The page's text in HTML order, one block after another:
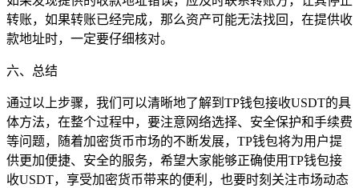
转账，如果转账已经完成，那么资产可能无法找回，在提供收
款地址时，一定要仔细核对。
六、总结
通过以上步骤，我们可以清晰地了解到TP钱包接收USDT的具
体方法，在整个过程中，要注意网络选择、安全保护和手续费
等问题，随着加密货币市场的不断发展，TP钱包将为用户提
供更加便捷、安全的服务，希望大家能够正确使用TP钱包接
收USDT，享受加密货币带来的便利，也要时刻关注市场动态